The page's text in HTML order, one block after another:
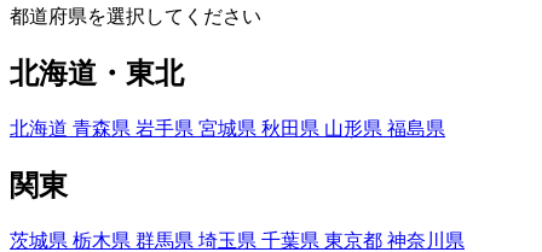
都道府県を選択してください
北海道・東北
北海道 青森県 岩手県 宮城県 秋田県 山形県 福島県
関東
茨城県 栃木県 群馬県 埼玉県 千葉県 東京都 神奈川県